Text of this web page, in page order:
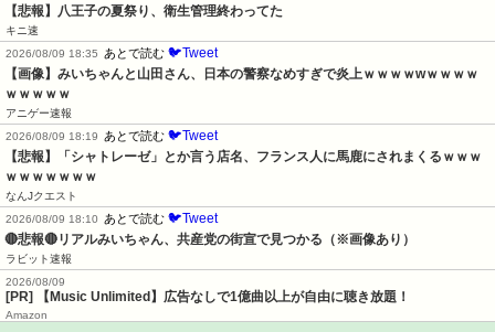
【悲報】八王子の夏祭り、衛生管理終わってた
キニ速
2026/08/09 18:35
あとで読む 🐦Tweet
【画像】みいちゃんと山田さん、日本の警察なめすぎで炎上ｗｗｗｗwｗｗｗｗ
ｗｗｗｗｗ
アニゲー速報
2026/08/09 18:19
あとで読む 🐦Tweet
【悲報】「シャトレーゼ」とか言う店名、フランス人に馬鹿にされまくるｗｗｗ
ｗｗｗｗｗｗｗ
なんJクエスト
2026/08/09 18:10
あとで読む 🐦Tweet
🔴悲報🔴リアルみいちゃん、共産党の街宣で見つかる（※画像あり）
ラビット速報
2026/08/09
[PR] 【Music Unlimited】広告なしで1億曲以上が自由に聴き放題！
Amazon